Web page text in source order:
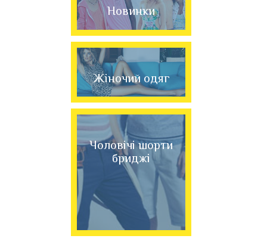
Новинки
Жіночий одяг
Чоловічі шорти
бриджі